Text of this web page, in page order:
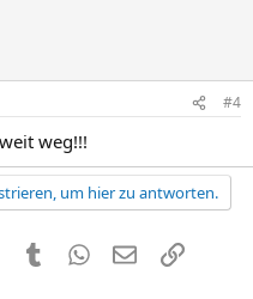
#4
weg!!!
um hier zu antworten.
PinterestTumblr WhatsApp
E-MailLink